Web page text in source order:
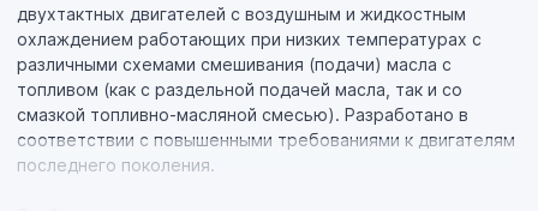
двухтактных двигателей с воздушным и жидкостным
охлаждением работающих при низких температурах с
различными схемами смешивания (подачи) масла с
топливом (как с раздельной подачей масла, так и со
смазкой топливно-масляной смесью). Разработано в
соответствии с повышенными требованиями к двигателям
последнего поколения.